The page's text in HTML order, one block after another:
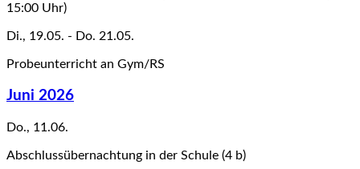
15:00 Uhr)
Di., 19.05. - Do. 21.05.
Probeunterricht an Gym/RS
Juni 2026
Do., 11.06.
Abschlussübernachtung in der Schule (4 b)